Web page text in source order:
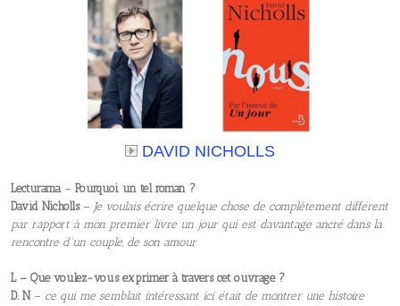
DAVID NICHOLLS
Lecturama– Pourquoi un tel roman ?
David Nicholls– Je voulais écrire quelque chose de complètement différent
par rapport à mon premier livre un jour qui est davantage ancré dans la
rencontre d’un couple, de son amour
L – Que voulez-vous exprimer à travers cet ouvrage ?
D. N– ce qui me semblait intéressant ici était de montrer une histoire